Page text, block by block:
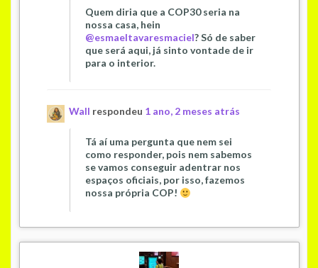
Quem diria que a COP30 seria na
nossa casa, hein
@esmaeltavaresmaciel? Só de saber
que será aqui, já sinto vontade de ir
para o interior.
Wall respondeu 1 ano, 2 meses atrás
Tá aí uma pergunta que nem sei
como responder, pois nem sabemos
se vamos conseguir adentrar nos
espaços oficiais, por isso, fazemos
nossa própria COP!